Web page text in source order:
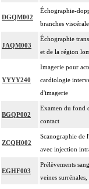
DGQM002
Échographie-
branches
JAQM003
Échographie
et de la région
YYYY240
Imagerie pour
cardiologie
d'imagerie
BGQP002
Examen du fond
contact
ZCQH002
Scanographie de
avec injection
EGHF003
Prélèvements
veines